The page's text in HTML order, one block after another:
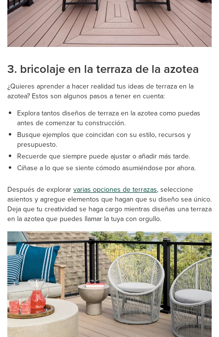
3. bricolaje en la terraza de la azotea
¿Quieres aprender a hacer realidad tus ideas de terraza en la
azotea? Estos son algunos pasos a tener en cuenta:
Explora tantos diseños de terraza en la azotea como puedas
antes de comenzar tu construcción.
Busque ejemplos que coincidan con su estilo, recursos y
presupuesto.
Recuerde que siempre puede ajustar o añadir más tarde.
Cíñase a lo que se siente cómodo asumiéndose por ahora.
Después de explorarvarias opciones de terrazas, seleccione
asientos y agregue elementos que hagan que su diseño sea único.
Deja que tu creatividad se haga cargo mientras diseñas una terraza
en la azotea que puedes llamar la tuya con orgullo.